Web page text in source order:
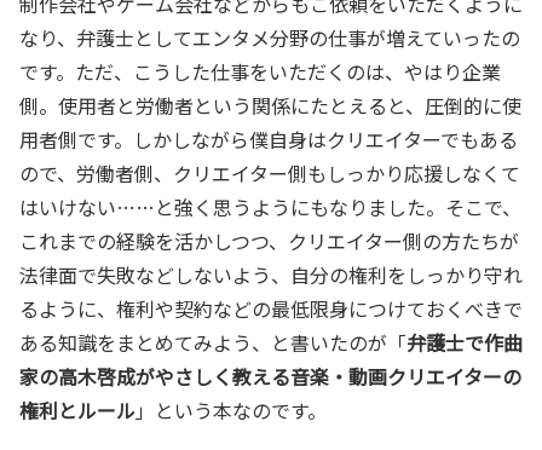
なり、弁護士としてエンタメ分野の仕事が増えていったの
です。ただ、こうした仕事をいただくのは、やはり企業
側。使用者と労働者という関係にたとえると、圧倒的に使
用者側です。しかしながら僕自身はクリエイターでもある
ので、労働者側、クリエイター側もしっかり応援しなくて
はいけない……と強く思うようにもなりました。そこで、
これまでの経験を活かしつつ、クリエイター側の方たちが
法律面で失敗などしないよう、自分の権利をしっかり守れ
るように、権利や契約などの最低限身につけておくべきで
ある知識をまとめてみよう、と書いたのが「弁護士で作曲
家の高木啓成がやさしく教える音楽・動画クリエイターの
権利とルール」という本なのです。